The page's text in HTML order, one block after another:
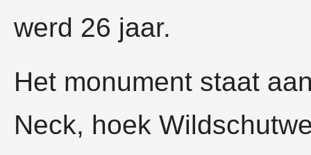
werd 26 jaar.
Het monument staat
Neck, hoek